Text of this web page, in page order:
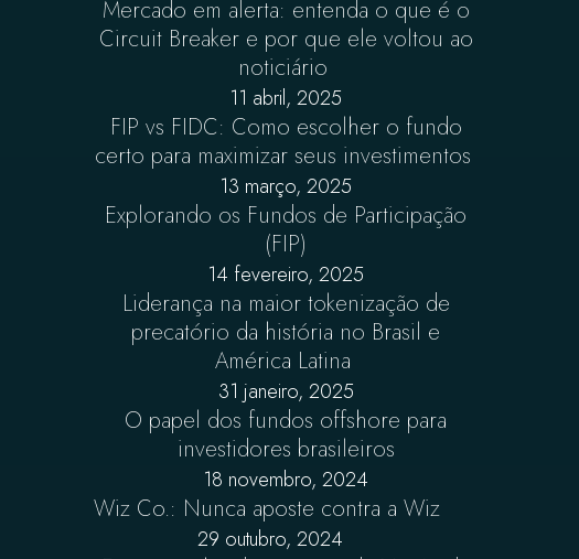
Mercado em alerta: entenda o que é o
Circuit Breaker e por que ele voltou ao
noticiário
11 abril, 2025
FIP vs FIDC: Como escolher o fundo
certo para maximizar seus investimentos
13 março, 2025
Explorando os Fundos de Participação
(FIP)
14 fevereiro, 2025
Liderança na maior tokenização de
precatório da história no Brasil e
América Latina
31 janeiro, 2025
O papel dos fundos offshore para
investidores brasileiros
18 novembro, 2024
Wiz Co.: Nunca aposte contra a Wiz
29 outubro, 2024